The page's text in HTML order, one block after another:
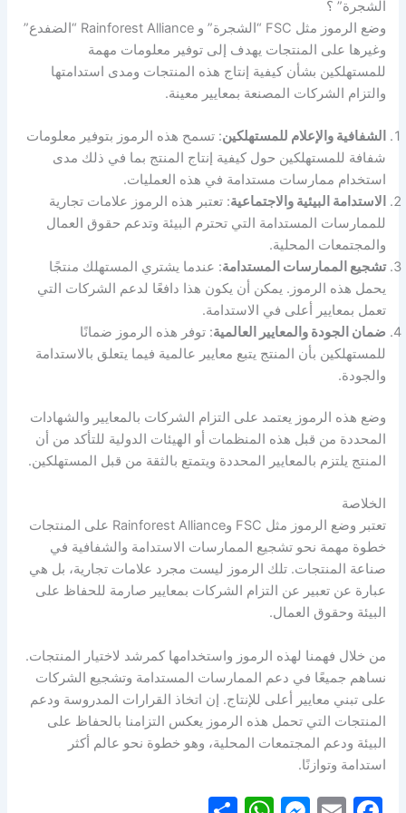
الشجرة” ؟
وضع الرموز مثل FSC “الشجرة” و Rainforest Alliance “الضفدع”
وغيرها على المنتجات يهدف إلى توفير معلومات مهمة
للمستهلكين بشأن كيفية إنتاج هذه المنتجات ومدى استدامتها
والتزام الشركات المصنعة بمعايير معينة.
الشفافية والإعلام للمستهلكين: تسمح هذه الرموز بتوفير معلومات
شفافة للمستهلكين حول كيفية إنتاج المنتج بما في ذلك مدى
استخدام ممارسات مستدامة في هذه العمليات.
الاستدامة البيئية والاجتماعية: تعتبر هذه الرموز علامات تجارية
للممارسات المستدامة التي تحترم البيئة وتدعم حقوق العمال
والمجتمعات المحلية.
تشجيع الممارسات المستدامة: عندما يشتري المستهلك منتجًا
يحمل هذه الرموز. يمكن أن يكون هذا دافعًا لدعم الشركات التي
تعمل بمعايير أعلى في الاستدامة.
ضمان الجودة والمعايير العالمية: توفر هذه الرموز ضمانًا
للمستهلكين بأن المنتج يتبع معايير عالمية فيما يتعلق بالاستدامة
والجودة.
وضع هذه الرموز يعتمد على التزام الشركات بالمعايير والشهادات
المحددة من قبل هذه المنظمات أو الهيئات الدولية للتأكد من أن
المنتج يلتزم بالمعايير المحددة ويتمتع بالثقة من قبل المستهلكين.
الخلاصة
تعتبر وضع الرموز مثل FSC وRainforest Alliance على المنتجات
خطوة مهمة نحو تشجيع الممارسات الاستدامة والشفافية في
صناعة المنتجات. تلك الرموز ليست مجرد علامات تجارية، بل هي
عبارة عن تعبير عن التزام الشركات بمعايير صارمة للحفاظ على
البيئة وحقوق العمال.
من خلال فهمنا لهذه الرموز واستخدامها كمرشد لاختيار المنتجات.
نساهم جميعًا في دعم الممارسات المستدامة وتشجيع الشركات
على تبني معايير أعلى للإنتاج. إن اتخاذ القرارات المدروسة ودعم
المنتجات التي تحمل هذه الرموز يعكس التزامنا بالحفاظ على
البيئة ودعم المجتمعات المحلية، وهو خطوة نحو عالم أكثر
استدامة وتوازنًا.